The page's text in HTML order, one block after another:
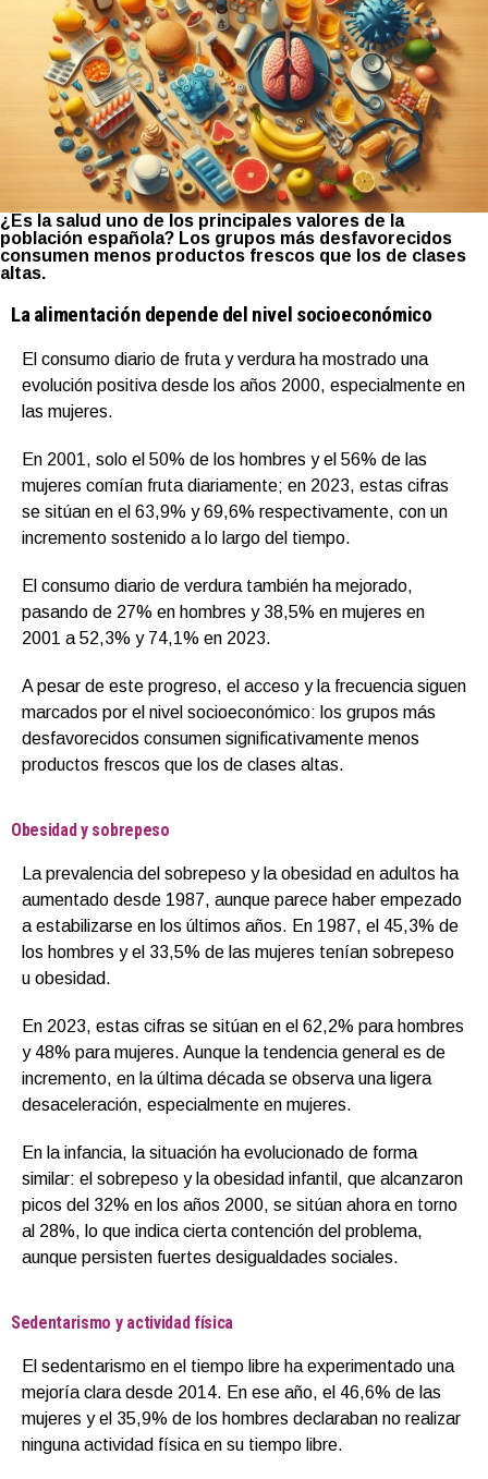
¿Es la salud uno de los principales valores de la
población española? Los grupos más desfavorecidos
consumen menos productos frescos que los de clases
altas.
La alimentación depende del nivel socioeconómico
El consumo diario de fruta y verdura ha mostrado una
evolución positiva desde los años 2000, especialmente en
las mujeres.
En 2001, solo el 50% de los hombres y el 56% de las
mujeres comían fruta diariamente; en 2023, estas cifras
se sitúan en el 63,9% y 69,6% respectivamente, con un
incremento sostenido a lo largo del tiempo.
El consumo diario de verdura también ha mejorado,
pasando de 27% en hombres y 38,5% en mujeres en
2001 a 52,3% y 74,1% en 2023.
A pesar de este progreso, el acceso y la frecuencia siguen
marcados por el nivel socioeconómico: los grupos más
desfavorecidos consumen significativamente menos
productos frescos que los de clases altas.
Obesidad y sobrepeso
La prevalencia del sobrepeso y la obesidad en adultos ha
aumentado desde 1987, aunque parece haber empezado
a estabilizarse en los últimos años. En 1987, el 45,3% de
los hombres y el 33,5% de las mujeres tenían sobrepeso
u obesidad.
En 2023, estas cifras se sitúan en el 62,2% para hombres
y 48% para mujeres. Aunque la tendencia general es de
incremento, en la última década se observa una ligera
desaceleración, especialmente en mujeres.
En la infancia, la situación ha evolucionado de forma
similar: el sobrepeso y la obesidad infantil, que alcanzaron
picos del 32% en los años 2000, se sitúan ahora en torno
al 28%, lo que indica cierta contención del problema,
aunque persisten fuertes desigualdades sociales.
Sedentarismo y actividad física
El sedentarismo en el tiempo libre ha experimentado una
mejoría clara desde 2014. En ese año, el 46,6% de las
mujeres y el 35,9% de los hombres declaraban no realizar
ninguna actividad física en su tiempo libre.